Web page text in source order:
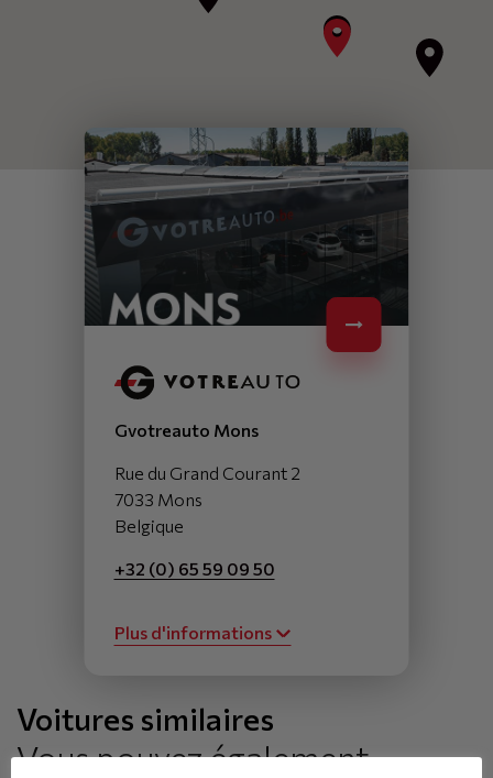
Gvotreauto Mons
Rue du Grand Courant 2
7033 Mons
Belgique
+32 (0) 65 59 09 50
Plus d'informations
Voitures similaires
Vous pouvez également